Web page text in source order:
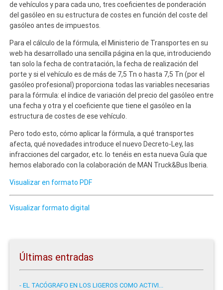
de vehículos y para cada uno, tres coeficientes de ponderación
del gasóleo en su estructura de costes en función del coste del
gasóleo antes de impuestos.
Para el cálculo de la fórmula, el Ministerio de Transportes en su
web ha desarrollado una sencilla página en la que, introduciendo
tan solo la fecha de contratación, la fecha de realización del
porte y si el vehículo es de más de 7,5 Tn o hasta 7,5 Tn (por el
gasóleo profesional) proporciona todas las variables necesarias
para la fórmula: el índice de variación del precio del gasóleo entre
una fecha y otra y el coeficiente que tiene el gasóleo en la
estructura de costes de ese vehículo.
Pero todo esto, cómo aplicar la fórmula, a qué transportes
afecta, qué novedades introduce el nuevo Decreto-Ley, las
infracciones del cargador, etc. lo tenéis en esta nueva Guía que
hemos elaborado con la colaboración de MAN Truck&Bus Iberia.
Visualizar en formato PDF
Visualizar formato digital
Últimas entradas
- EL TACÓGRAFO EN LOS LIGEROS COMO ACTIVI...